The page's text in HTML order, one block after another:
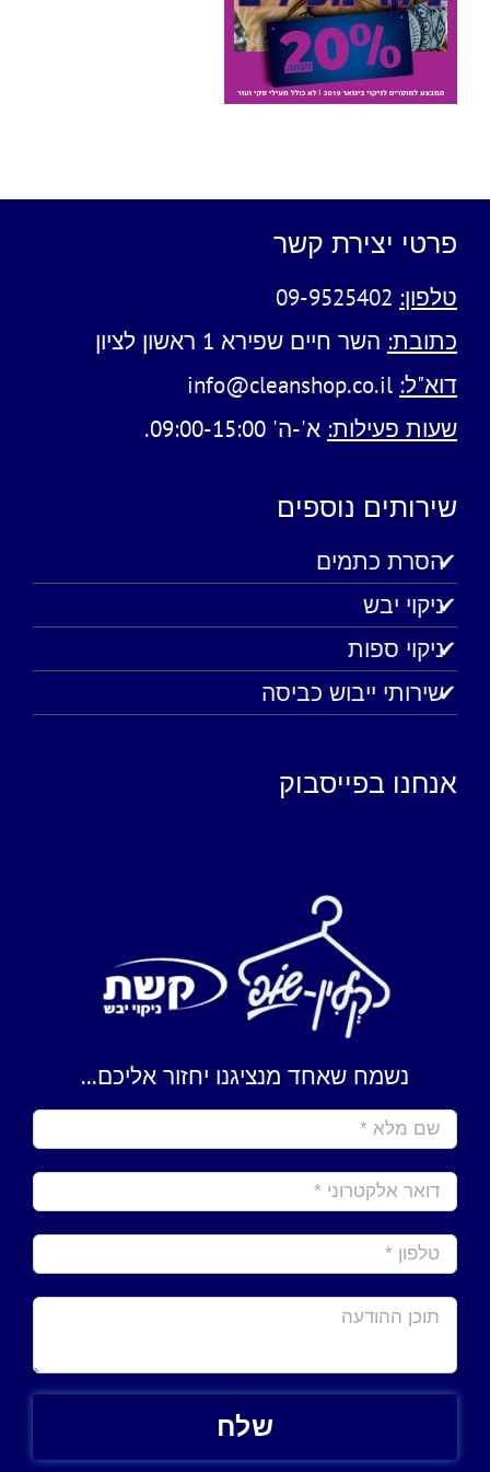
פרטי יצירת קשר
טלפון: 09-9525402
כתובת: השר חיים שפירא 1 ראשון לציון
דוא"ל: info@cleanshop.co.il
שעות פעילות: א'-ה' 09:00-15:00.
שירותים נוספים
הסרת כתמים
ניקוי יבש
ניקוי ספות
שירותי ייבוש כביסה
אנחנו בפייסבוק
נשמח שאחד מנציגנו יחזור אליכם...